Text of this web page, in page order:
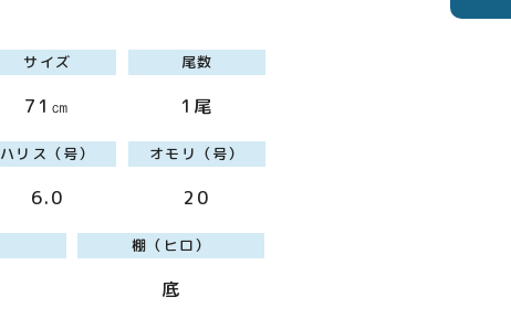
サイズ
71㎝
尾数
1尾
ハリス（号）
6.0
オモリ（号）
20
棚（ヒロ）
底